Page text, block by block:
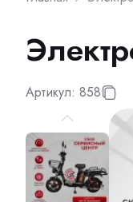
Артикул: 858